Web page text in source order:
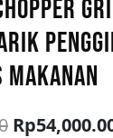
MAKANAN
Rp